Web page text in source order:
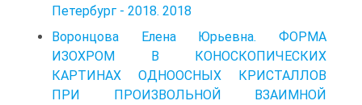
Петербург - 2018. 2018
Воронцова Елена Юрьевна. ФОРМА
ИЗОХРОМ В КОНОСКОПИЧЕСКИХ
КАРТИНАХ ОДНООСНЫХ КРИСТАЛЛОВ
ПРИ ПРОИЗВОЛЬНОЙ ВЗАИМНОЙ